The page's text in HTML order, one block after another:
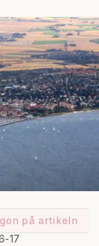
på artikeln
17